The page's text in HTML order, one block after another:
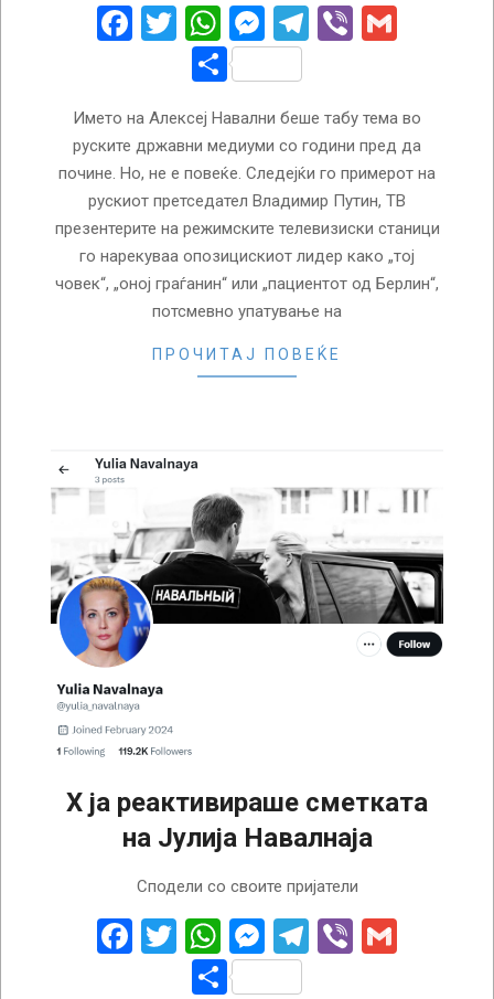
Facebook
Twitter
WhatsApp
Messenger
Telegram
Viber
Share
Името на Алексеј Навални беше табу тема во
руските државни медиуми со години пред да
почине. Но, не е повеќе. Следејќи го примерот на
рускиот претседател Владимир Путин, ТВ
презентерите на режимските телевизиски станици
го нарекуваа опозицискиот лидер како „тој
човек“, „оној граѓанин“ или „пациентот од Берлин“,
потсмевно упатување на
ПРОЧИТАЈ ПОВЕЌЕ
Х ја реактивираше сметката
на Јулија Навалнаја
Сподели со своите пријатели
Facebook
Twitter
WhatsApp
Messenger
Telegram
Viber
Share